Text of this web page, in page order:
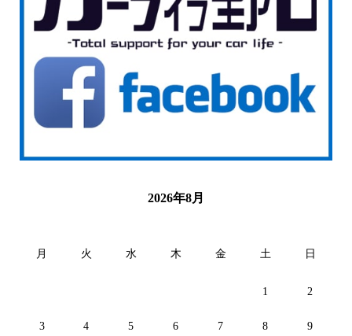
2026年8月
月 火 水 木 金 土 日
1 2
3 4 5 6 7 8 9